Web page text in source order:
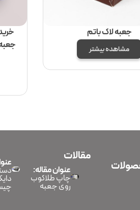
جعبه لاک باتم
مشاهده بیشتر
مقالات
عنوان مقاله:
چاپ طلاکوب
روی جعبه